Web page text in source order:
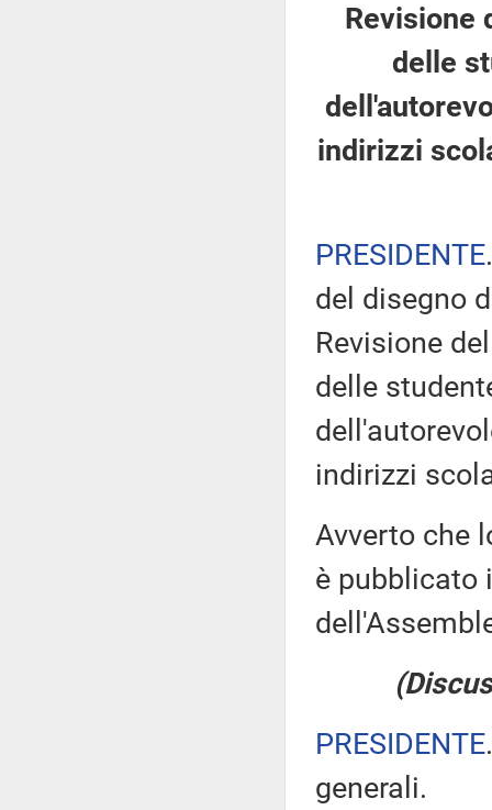
Revisione
delle
indirizzi
PRESIDENTE
del disegno
Revisione
delle
indirizzi
Avverto che
è pubblicato
PRESIDENTE
generali.